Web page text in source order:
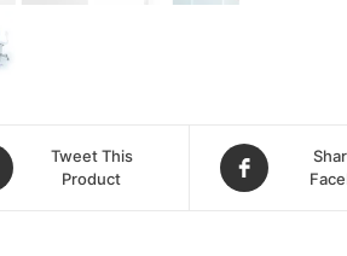
Tweet This
Product